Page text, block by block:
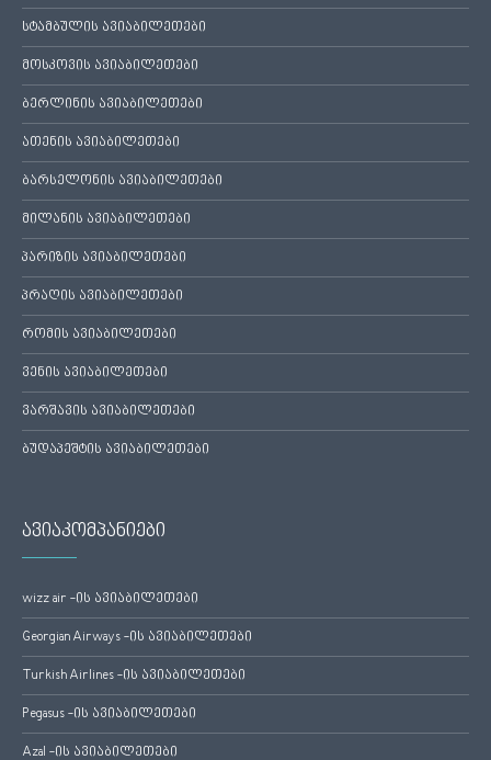
სტამბულის ავიაბილეთები
მოსკოვის ავიაბილეთები
ბერლინის ავიაბილეთები
ათენის ავიაბილეთები
ბარსელონის ავიაბილეთები
მილანის ავიაბილეთები
პარიზის ავიაბილეთები
პრაღის ავიაბილეთები
რომის ავიაბილეთები
ვენის ავიაბილეთები
ვარშავის ავიაბილეთები
ბუდაპეშტის ავიაბილეთები
ავიაკომპანიები
wizz air -ის ავიაბილეთები
Georgian Airways -ის ავიაბილეთები
Turkish Airlines -ის ავიაბილეთები
Pegasus -ის ავიაბილეთები
Azal -ის ავიაბილეთები